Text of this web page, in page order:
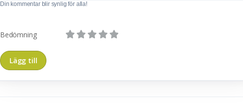
Din kommentar blir synlig för alla!
Bedömning